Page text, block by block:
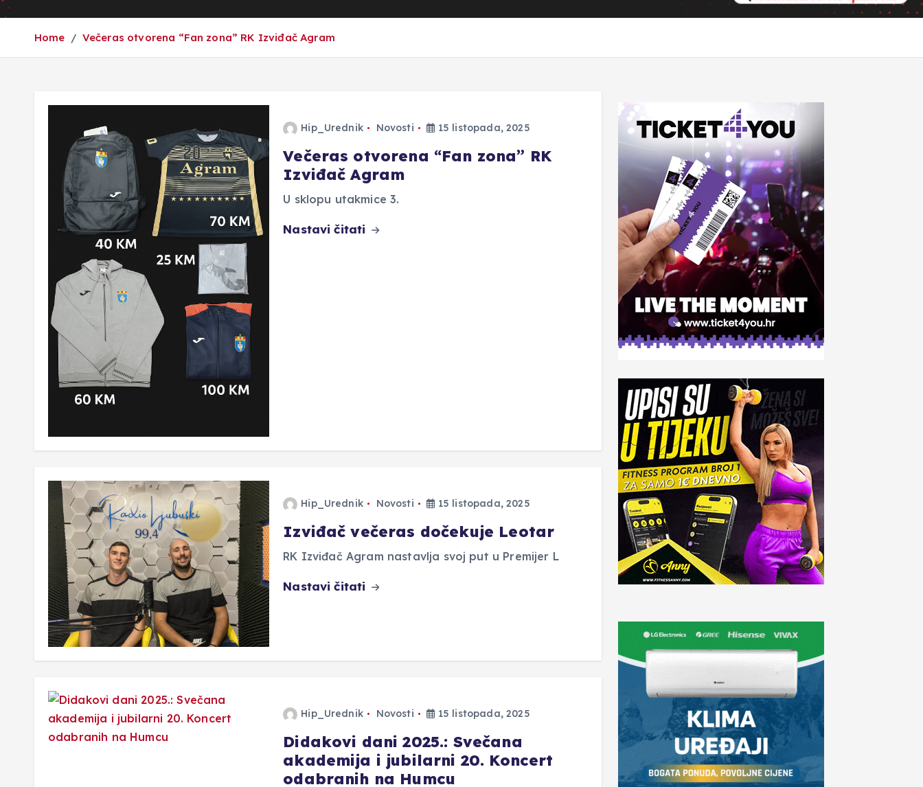
Home Večeras otvorena “Fan zona” RK Izviđač Agram
Hip_Urednik Novosti 15 listopada, 2025
Večeras otvorena “Fan zona” RK
Izviđač Agram
U sklopu utakmice 3.
Nastavi čitati
Hip_Urednik Novosti 15 listopada, 2025
Izviđač večeras dočekuje Leotar
RK Izviđač Agram nastavlja svoj put u Premijer L
Nastavi čitati
Hip_Urednik Novosti 15 listopada, 2025
Didakovi dani 2025.: Svečana
akademija i jubilarni 20. Koncert
odabranih na Humcu